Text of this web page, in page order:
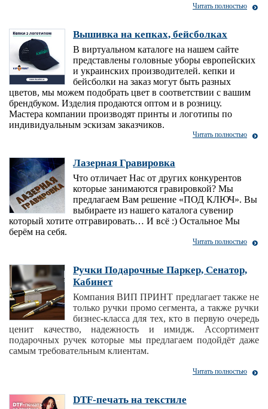
Читать полностью
Вышивка на кепках, бейсболках
В виртуальном каталоге на нашем сайте
представлены головные уборы европейских
и украинских производителей. кепки и
бейсболки на заказ могут быть разных
цветов, мы можем подобрать цвет в соответствии с вашим
брендбуком. Изделия продаются оптом и в розницу.
Мастера компании производят принты и логотипы по
индивидуальным эскизам заказчиков.
Читать полностью
Лазерная Гравировка
Что отличает Нас от других конкурентов
которые занимаются гравировкой? Мы
предлагаем Вам решение «ПОД КЛЮЧ». Вы
выбираете из нашего каталога сувенир
который хотите отгравировать… И всё :) Остальное Мы
берём на себя.
Читать полностью
Ручки Подарочные Паркер, Сенатор,
Кабинет
Компания ВИП ПРИНТ предлагает также не
только ручки промо сегмента, а также ручки
бизнес-класса для тех, кто в первую очередь
ценит качество, надежность и имидж. Ассортимент
подарочных ручек которые мы предлагаем подойдёт даже
самым требовательным клиентам.
Читать полностью
DTF-печать на текстиле